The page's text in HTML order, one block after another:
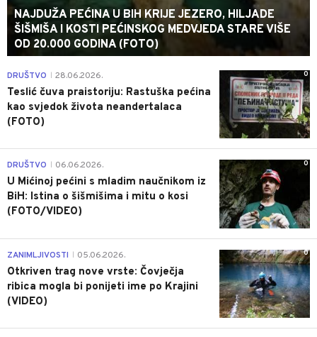
NAJDUŽA PEĆINA U BIH KRIJE JEZERO, HILJADE
ŠIŠMIŠA I KOSTI PEĆINSKOG MEDVJEDA STARE VIŠE
OD 20.000 GODINA (FOTO)
0
DRUŠTVO 28.06.2026.
Teslić čuva praistoriju: Rastuška pećina
kao svjedok života neandertalaca
(FOTO)
0
DRUŠTVO 06.06.2026.
U Mićinoj pećini s mladim naučnikom iz
BiH: Istina o šišmišima i mitu o kosi
(FOTO/VIDEO)
0
ZANIMLJIVOSTI 05.06.2026.
Otkriven trag nove vrste: Čovječja
ribica mogla bi ponijeti ime po Krajini
(VIDEO)